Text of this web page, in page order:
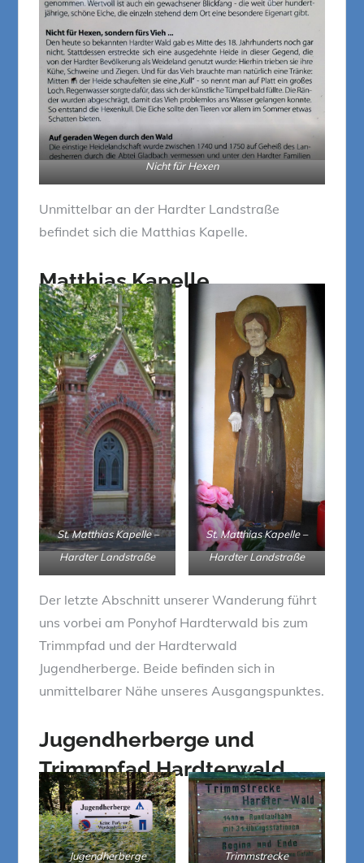
Nicht für Hexen
Unmittelbar an der Hardter Landstraße
befindet sich die Matthias Kapelle.
Matthias Kapelle
St. Matthias Kapelle –
Hardter Landstraße
St. Matthias Kapelle –
Hardter Landstraße
Der letzte Abschnitt unserer Wanderung führt
uns vorbei am Ponyhof Hardterwald bis zum
Trimmpfad und der Hardterwald
Jugendherberge. Beide befinden sich in
unmittelbarer Nähe unseres Ausgangspunktes.
Jugendherberge und
Trimmpfad Hardterwald
Jugendherberge
Trimmstrecke